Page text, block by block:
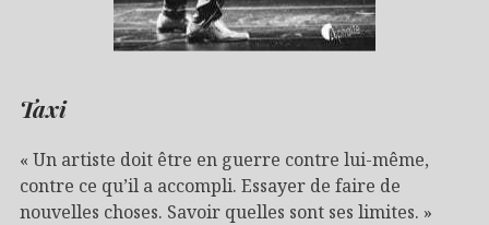
Taxi
« Un artiste doit être en guerre contre lui-même,
contre ce qu’il a accompli. Essayer de faire de
nouvelles choses. Savoir quelles sont ses limites. »